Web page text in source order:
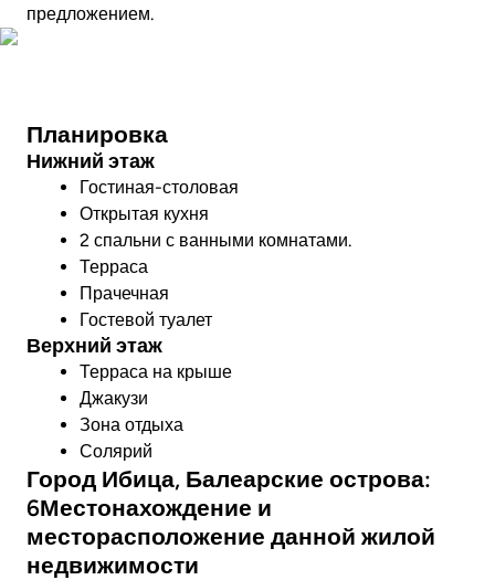
предложением.
Планировка
Нижний этаж
Гостиная-столовая
Открытая кухня
2 спальни с ванными комнатами.
Терраса
Прачечная
Гостевой туалет
Верхний этаж
Терраса на крыше
Джакузи
Зона отдыха
Солярий
Город Ибица, Балеарские острова:
6Местонахождение и
месторасположение данной жилой
недвижимости